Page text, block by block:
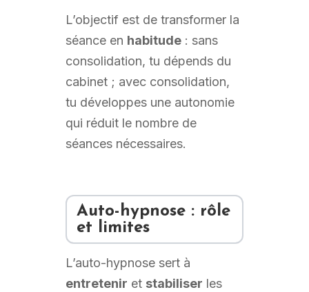
L’objectif est de transformer la
séance en habitude: sans
consolidation, tu dépends du
cabinet ; avec consolidation,
tu développes une autonomie
qui réduit le nombre de
séances nécessaires.
Auto-hypnose : rôle
et limites
L’auto-hypnose sert à
entretenir et stabiliser les